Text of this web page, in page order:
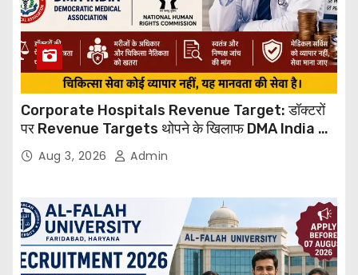
Corporate Hospitals Revenue Target: डॉक्टरों
पर Revenue Targets थोपने के खिलाफ DMA India का
बड़ा कदम, NHRC से Suo Motu जांच की मांग
Aug 3, 2026 Admin